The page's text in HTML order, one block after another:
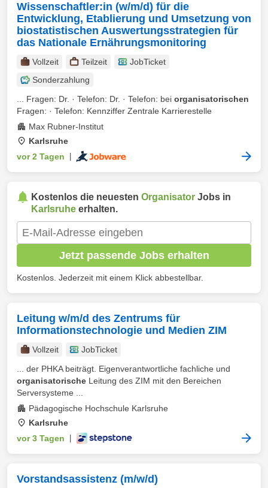
Wissenschaftler:in (w/m/d) für die
Entwicklung, Etablierung und Umsetzung von
biostatistischen Auswertungsstrategien für
das Nationale Ernährungsmonitoring
Vollzeit Teilzeit
JobTicket
Sonderzahlung
... Fragen: Dr. · Telefon: Dr. · Telefon: bei organisatorischen
Fragen: · Telefon: Kennziffer Zentrale Karrierestelle
Max Rubner-Institut
Karlsruhe
vor 2 Tagen
Kostenlos die neuesten Organisator Jobs in
Karlsruhe erhalten.
Jetzt passende Jobs erhalten
Kostenlos. Jederzeit mit einem Klick abbestellbar.
Leitung w/m/d des Zentrums für
Informationstechnologie und Medien ZIM
Vollzeit
JobTicket
... der PHKA beiträgt. Eigenverantwortliche fachliche und
organisatorische Leitung des ZIM mit den Bereichen
Serversysteme ...
Pädagogische Hochschule Karlsruhe
Karlsruhe
vor 3 Tagen
Vorstandsassistenz (m/w/d)